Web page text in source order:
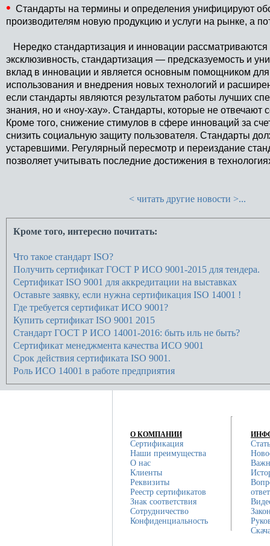
• Стандарты на термины и определения унифицируют
производителям новую продукцию и услуги на рынке, а
Нередко стандартизация и инновации
эксклюзивность, стандартизация — предсказуемость и
вклад в инновации и является основным помощником
использования и внедрения новых технологий и
если стандарты являются результатом работы лучших
знания, но и «ноу-хау». Стандарты, которые не
Кроме того, снижение стимулов в сфере инноваций за
снизить социальную защиту пользователя. Стандарты
устаревшими. Регулярный пересмотр и переиздание
позволяет учитывать последние достижения в
< читать другие новости >...
Кроме того, интересно почитать:
Что такое стандарт ISO?
Получить сертификат ГОСТ Р ИСО 9001-2015 для тендера.
Сертификат ISO 9001 для аккредитации на выставках
Оставьте заявку, если нужна сертификация ISO 14001 !
Где требуется сертификат ИСО 9001?
Купить сертификат ISO 9001 2015
Стандарт ГОСТ Р ИСО 14001-2016: быть иль не быть?
Сертификат менеджмента качества ИСО 9001
Срок действия сертификата ISO 9001.
Роль ИСО 14001 в работе предприятия
О КОМПАНИИ
Сертификация
Наши преимущества
О нас
Клиенты
Реквизиты
Реестр сертификатов
Знак соответствия
Сотрудничество
Конфиденциальность